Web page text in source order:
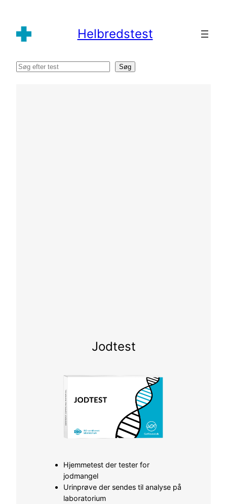
indhold
Helbredstest
Søg Søg
Jodtest
Hjemmetest der tester for
jodmangel
Urinprøve der sendes til analyse på
laboratorium